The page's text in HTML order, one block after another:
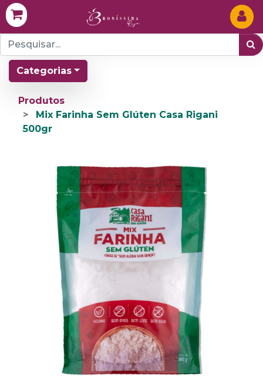
Categorias
Produtos
Mix Farinha Sem Glúten Casa Rigani
500gr